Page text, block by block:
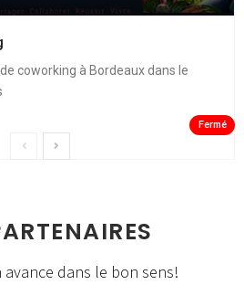
coworking à Bordeaux dans le
Fermé
avance dans le bon sens!